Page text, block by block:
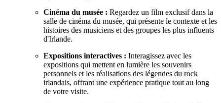
Cinéma du musée : Regardez un film exclusif dans la
salle de cinéma du musée, qui présente le contexte et les
histoires des musiciens et des groupes les plus influents
d'Irlande.
Expositions interactives : Interagissez avec les
expositions qui mettent en lumière les souvenirs
personnels et les réalisations des légendes du rock
irlandais, offrant une expérience pratique tout au long
de votre visite.